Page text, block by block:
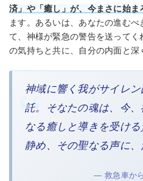
済」や「癒し」が、今まさに始ま
ます。あるいは、あなたの進む
て、神様が緊急の警告を送って
の気持ちと共に、自分の内面と深
神域に響く我がサイレ
託。そなたの魂は、今
なる癒しと導きを受け
静め、その聖なる声に、
— 救急車か